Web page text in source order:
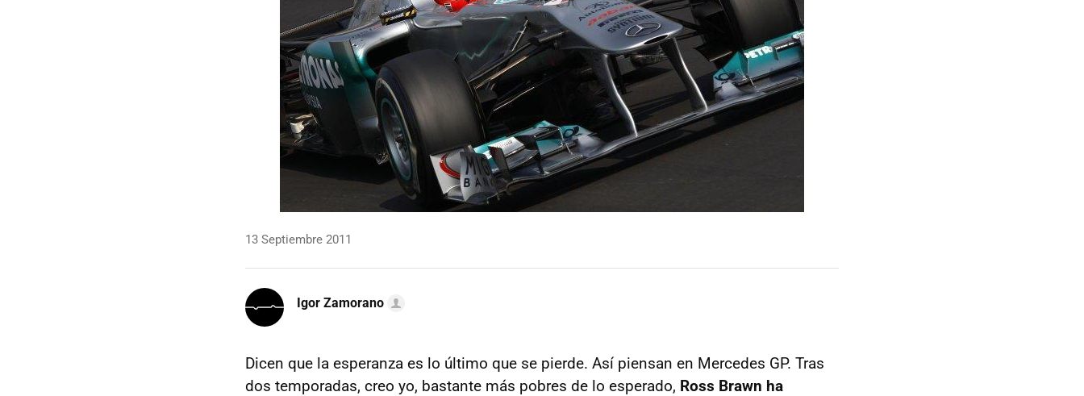
13 Septiembre 2011
Igor Zamorano
Dicen que la esperanza es lo último que se pierde. Así piensan en Mercedes GP. Tras
dos temporadas, creo yo, bastante más pobres de lo esperado, Ross Brawn ha